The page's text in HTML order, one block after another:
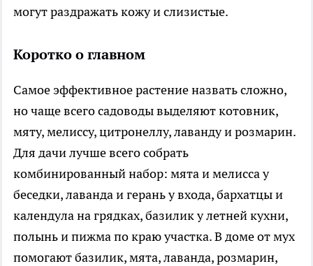
могут раздражать кожу и слизистые.
Коротко о главном
Самое эффективное растение назвать сложно,
но чаще всего садоводы выделяют котовник,
мяту, мелиссу, цитронеллу, лаванду и розмарин.
Для дачи лучше всего собрать
комбинированный набор: мята и мелисса у
беседки, лаванда и герань у входа, бархатцы и
календула на грядках, базилик у летней кухни,
полынь и пижма по краю участка. В доме от мух
помогают базилик, мята, лаванда, розмарин,